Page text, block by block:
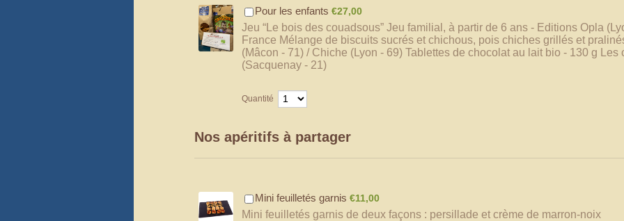
Pour les enfants €27,00
€27,00
Jeu “Le bois des couadsous” Jeu familial, à partir de 6 ans - Editions Opla
France Mélange de biscuits sucrés et chichous, pois chiches grillés et
(Mâcon - 71) / Chiche (Lyon - 69) Tablettes de chocolat au lait bio - 130 g Les
(Sacquenay - 21)
Quantité
Nos apéritifs à partager
Mini feuilletés garnis €11,00
€11,00
Mini feuilletés garnis de deux façons : persillade et crème de marron-noix